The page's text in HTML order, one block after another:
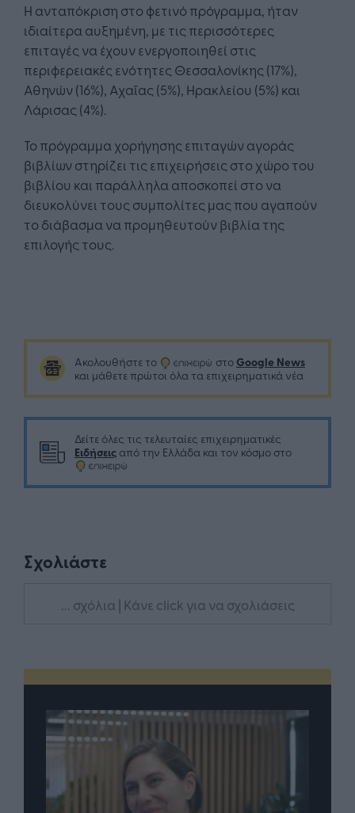
Η ανταπόκριση στο φετινό πρόγραμμα, ήταν
ιδιαίτερα αυξημένη, με τις περισσότερες
επιταγές να έχουν ενεργοποιηθεί στις
περιφερειακές ενότητες Θεσσαλονίκης (17%),
Αθηνών (16%), Αχαΐας (5%), Ηρακλείου (5%) και
Λάρισας (4%).
Το πρόγραμμα χορήγησης επιταγών αγοράς
βιβλίων στηρίζει τις επιχειρήσεις στο χώρο του
βιβλίου και παράλληλα αποσκοπεί στο να
διευκολύνει τους συμπολίτες μας που αγαπούν
το διάβασμα να προμηθευτούν βιβλία της
επιλογής τους.
Ακολουθήστε το στο Google News
και μάθετε πρώτοι όλα τα επιχειρηματικά νέα
Δείτε όλες τις τελευταίες επιχειρηματικές
Ειδήσεις από την Ελλάδα και τον κόσμο στο
Σχολιάστε
... σχόλια | Κάνε click για να σχολιάσεις